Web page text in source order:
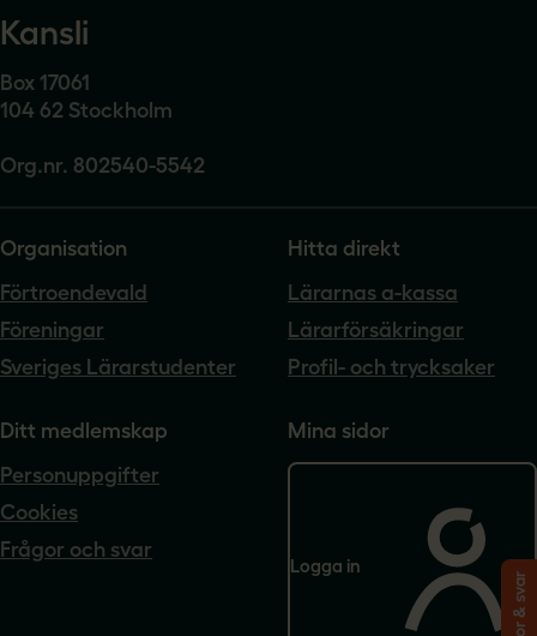
Kansli
Box 17061
104 62 Stockholm
Org.nr. 802540-5542
Organisation
Förtroendevald
Föreningar
Sveriges Lärarstudenter
Hitta direkt
Lärarnas a-kassa
Lärarförsäkringar
Profil- och trycksaker
Ditt medlemskap
Personuppgifter
Cookies
Frågor och svar
Mina sidor
Logga in